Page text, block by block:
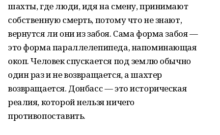
шахты, где люди, идя на смену, принимают
собственную смерть, потому что не знают,
вернутся ли они из забоя. Сама форма забоя —
это форма параллелепипеда, напоминающая
окоп. Человек спускается под землю обычно
один раз и не возвращается, а шахтер
возвращается. Донбасс — это историческая
реалия, которой нельзя ничего
противопоставить.